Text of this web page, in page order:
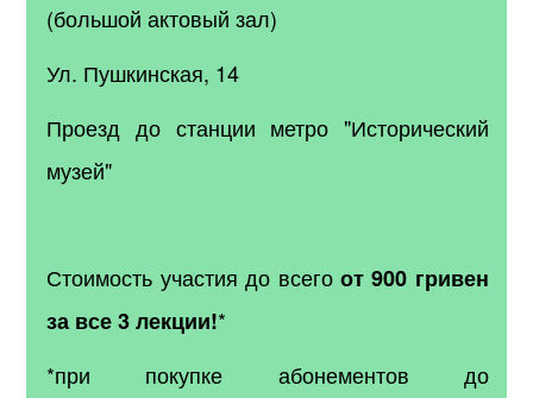
(большой актовый зал)
Ул. Пушкинская, 14
Проезд до станции метро "Исторический
музей"
Стоимость участия до всего от 900 гривен
за все 3 лекции!*
*при покупке абонементов до